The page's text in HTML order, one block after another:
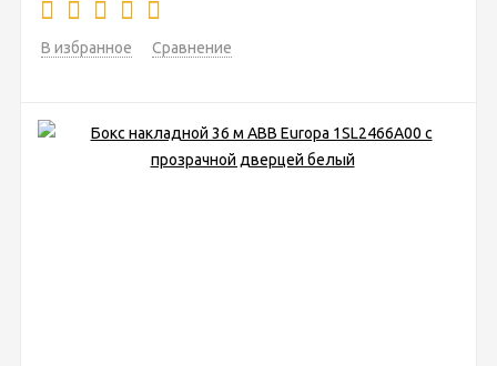
В избранное Сравнение